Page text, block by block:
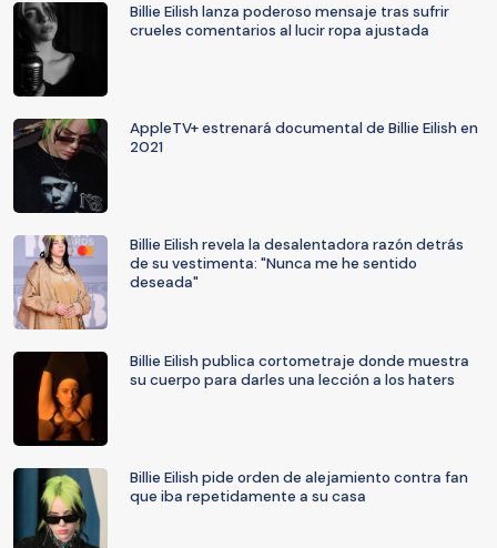
Billie Eilish lanza poderoso mensaje tras sufrir
crueles comentarios al lucir ropa ajustada
AppleTV+ estrenará documental de Billie Eilish en
2021
Billie Eilish revela la desalentadora razón detrás
de su vestimenta: "Nunca me he sentido
deseada"
Billie Eilish publica cortometraje donde muestra
su cuerpo para darles una lección a los haters
Billie Eilish pide orden de alejamiento contra fan
que iba repetidamente a su casa